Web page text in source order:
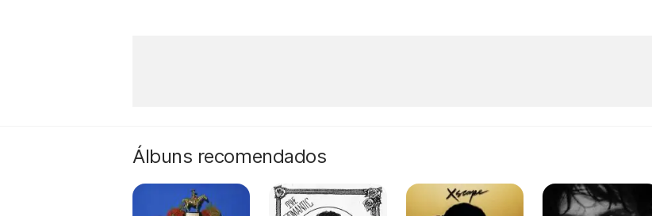
Álbuns recomendados